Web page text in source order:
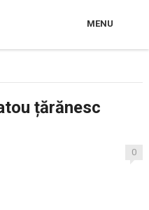
MENU
țărănesc
0